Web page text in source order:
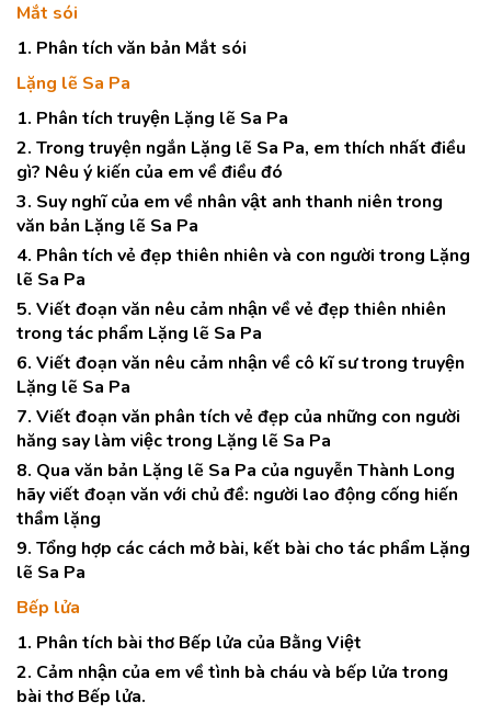
Mắt sói
1. Phân tích văn bản Mắt sói
Lặng lẽ Sa Pa
1. Phân tích truyện Lặng lẽ Sa Pa
2. Trong truyện ngắn Lặng lẽ Sa Pa, em thích nhất điều
gì? Nêu ý kiến của em về điều đó
3. Suy nghĩ của em về nhân vật anh thanh niên trong
văn bản Lặng lẽ Sa Pa
4. Phân tích vẻ đẹp thiên nhiên và con người trong Lặng
lẽ Sa Pa
5. Viết đoạn văn nêu cảm nhận về vẻ đẹp thiên nhiên
trong tác phẩm Lặng lẽ Sa Pa
6. Viết đoạn văn nêu cảm nhận về cô kĩ sư trong truyện
Lặng lẽ Sa Pa
7. Viết đoạn văn phân tích vẻ đẹp của những con người
hăng say làm việc trong Lặng lẽ Sa Pa
8. Qua văn bản Lặng lẽ Sa Pa của nguyễn Thành Long
hãy viết đoạn văn với chủ đề: người lao động cống hiến
thầm lặng
9. Tổng hợp các cách mở bài, kết bài cho tác phẩm Lặng
lẽ Sa Pa
Bếp lửa
1. Phân tích bài thơ Bếp lửa của Bằng Việt
2. Cảm nhận của em về tình bà cháu và bếp lửa trong
bài thơ Bếp lửa.